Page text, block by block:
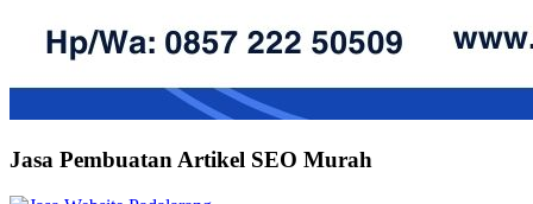
Jasa Pembuatan Artikel SEO Murah